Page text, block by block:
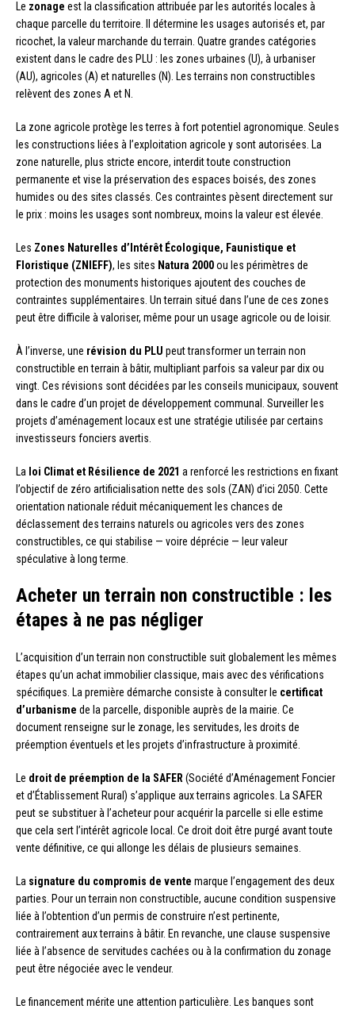
Le zonage est la classification attribuée par les autorités locales à
chaque parcelle du territoire. Il détermine les usages autorisés et, par
ricochet, la valeur marchande du terrain. Quatre grandes catégories
existent dans le cadre des PLU : les zones urbaines (U), à urbaniser
(AU), agricoles (A) et naturelles (N). Les terrains non constructibles
relèvent des zones A et N.
La zone agricole protège les terres à fort potentiel agronomique. Seules
les constructions liées à l’exploitation agricole y sont autorisées. La
zone naturelle, plus stricte encore, interdit toute construction
permanente et vise la préservation des espaces boisés, des zones
humides ou des sites classés. Ces contraintes pèsent directement sur
le prix : moins les usages sont nombreux, moins la valeur est élevée.
Les Zones Naturelles d’Intérêt Écologique, Faunistique et
Floristique (ZNIEFF), les sites Natura 2000ou les périmètres de
protection des monuments historiques ajoutent des couches de
contraintes supplémentaires. Un terrain situé dans l’une de ces zones
peut être difficile à valoriser, même pour un usage agricole ou de loisir.
À l’inverse, une révision du PLU peut transformer un terrain non
constructible en terrain à bâtir, multipliant parfois sa valeur par dix ou
vingt. Ces révisions sont décidées par les conseils municipaux, souvent
dans le cadre d’un projet de développement communal. Surveiller les
projets d’aménagement locaux est une stratégie utilisée par certains
investisseurs fonciers avertis.
La loi Climat et Résilience de 2021 a renforcé les restrictions en fixant
l’objectif de zéro artificialisation nette des sols (ZAN) d’ici 2050. Cette
orientation nationale réduit mécaniquement les chances de
déclassement des terrains naturels ou agricoles vers des zones
constructibles, ce qui stabilise — voire déprécie — leur valeur
spéculative à long terme.
Acheter un terrain non constructible : les
étapes à ne pas négliger
L’acquisition d’un terrain non constructible suit globalement les mêmes
étapes qu’un achat immobilier classique, mais avec des vérifications
spécifiques. La première démarche consiste à consulter le certificat
d’urbanisme de la parcelle, disponible auprès de la mairie. Ce
document renseigne sur le zonage, les servitudes, les droits de
préemption éventuels et les projets d’infrastructure à proximité.
Le droit de préemption de la SAFER (Société d’Aménagement Foncier
et d’Établissement Rural) s’applique aux terrains agricoles. La SAFER
peut se substituer à l’acheteur pour acquérir la parcelle si elle estime
que cela sert l’intérêt agricole local. Ce droit doit être purgé avant toute
vente définitive, ce qui allonge les délais de plusieurs semaines.
La signature du compromis de vente marque l’engagement des deux
parties. Pour un terrain non constructible, aucune condition suspensive
liée à l’obtention d’un permis de construire n’est pertinente,
contrairement aux terrains à bâtir. En revanche, une clause suspensive
liée à l’absence de servitudes cachées ou à la confirmation du zonage
peut être négociée avec le vendeur.
Le financement mérite une attention particulière. Les banques sont